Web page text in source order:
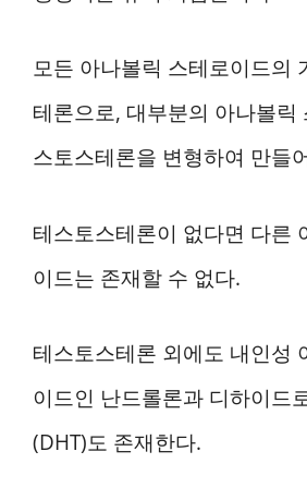
모든 아나볼릭 스테로이드의
테론으로, 대부분의 아나볼릭
스토스테론을 변형하여 만들
테스토스테론이 없다면 다른
이드는 존재할 수 없다.
테스토스테론 외에도 내인성
이드인 난드롤론과 디하이드
(DHT)도 존재한다.